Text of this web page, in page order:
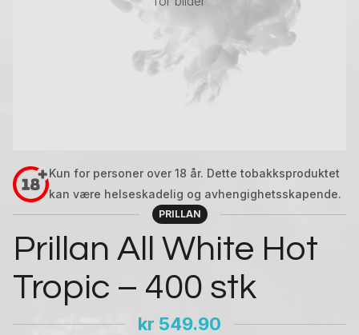
Kun for personer over 18 år. Dette tobakksproduktet
kan være helseskadelig og avhengighetsskapende.
PRILLAN
Prillan All White Hot
Tropic – 400 stk
kr 549.90